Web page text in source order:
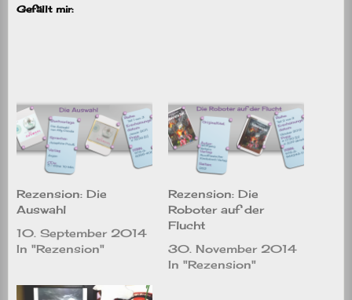
Gefällt mir:
Rezension: Die
Auswahl
10. September 2014
In "Rezension"
Rezension: Die
Roboter auf der
Flucht
30. November 2014
In "Rezension"